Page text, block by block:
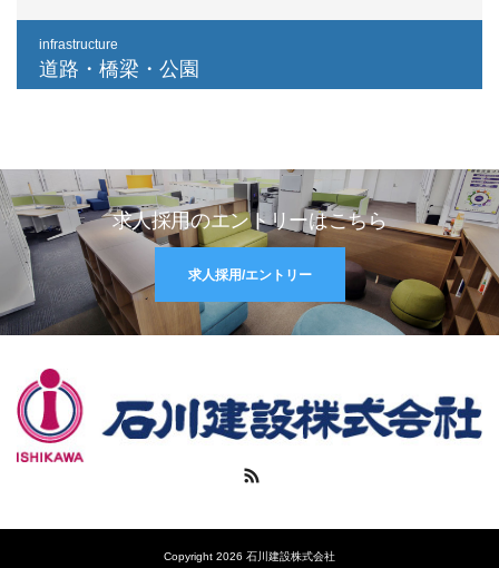
infrastructure
道路・橋梁・公園
求人採用のエントリーはこちら
求人採用/エントリー
Copyright 2026 石川建設株式会社